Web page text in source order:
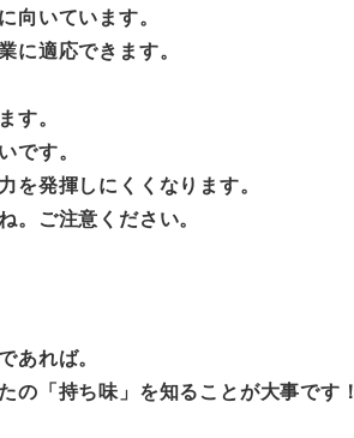
向いています。
に適応できます。
す。
です。
を発揮しにくくなります。
。ご注意ください。
あれば。
の「持ち味」を知ることが大事です！